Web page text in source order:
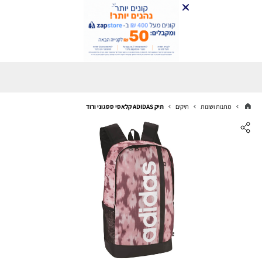
מתנות ושונות תיקים תיק ADIDAS קלאסי ססגוני ורוד